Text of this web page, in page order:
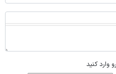
وارد کنید